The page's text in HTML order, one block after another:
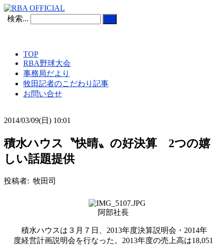
検索...
TOP
RBA野球大会
事務局だより
牧田記者のこだわり記事
お問い合せ
2014/03/09(日) 10:01
積水ハウス〝快晴〟の好決算 2つの嬉
しい話題提供
投稿者: 牧田司
阿部社長
積水ハウスは３月７日、2013年度決算説明会・2014年
度経営計画説明会を行なった。2013年度の売上高は18,051